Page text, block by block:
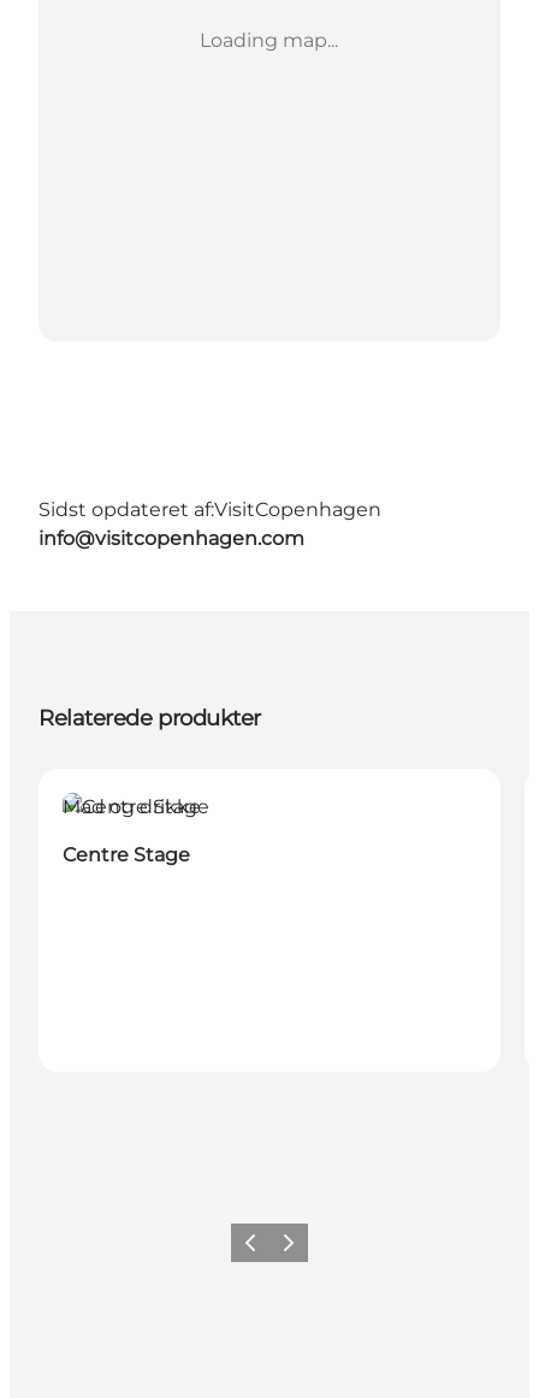
Loading map...
Sidst opdateret af:VisitCopenhagen
info@visitcopenhagen.com
Relaterede produkter
Mad og drikke
Centre Stage
ForrigeNæste